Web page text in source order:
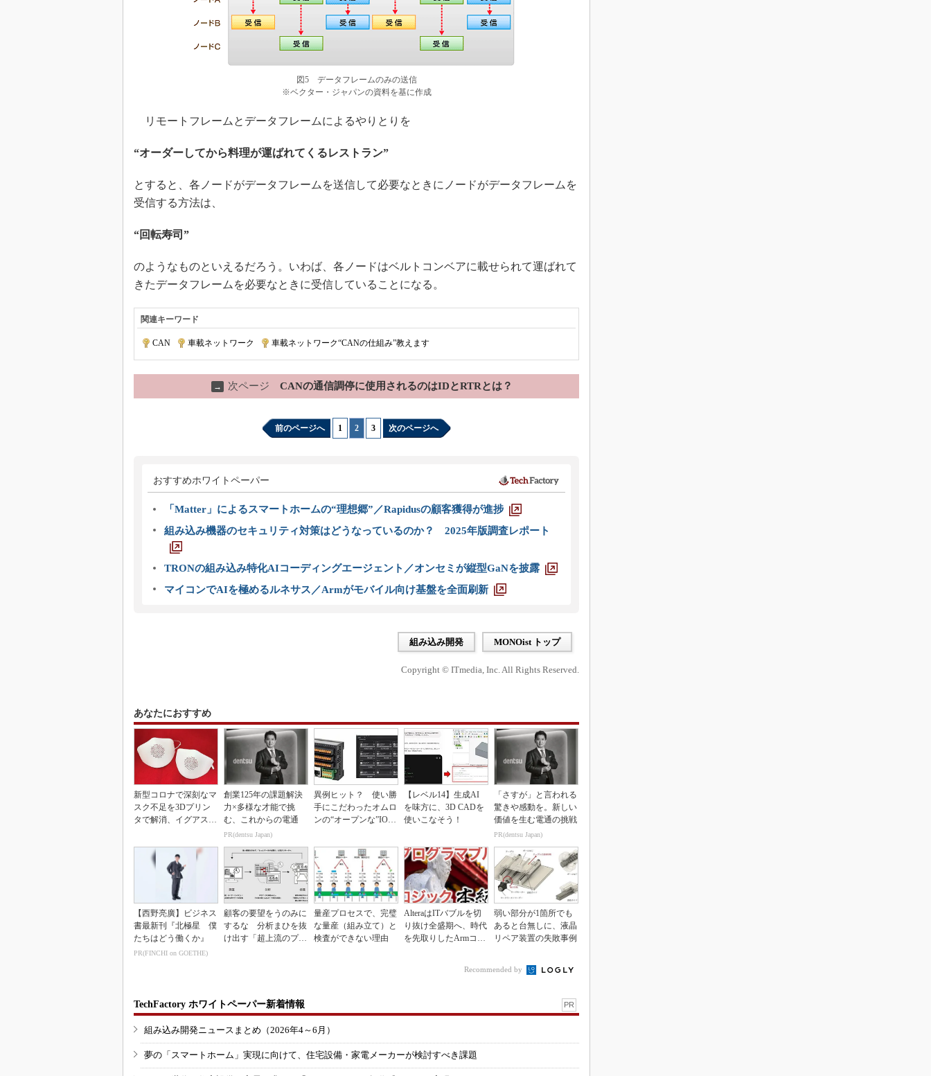
図5 データフレームのみの送信
※ベクター・ジャパンの資料を基に作成
リモートフレームとデータフレームによるやりとりを
“オーダーしてから料理が運ばれてくるレストラン”
とすると、各ノードがデータフレームを送信して必要なときにノードがデータフレームを
受信する方法は、
“回転寿司”
のようなものといえるだろう。いわば、各ノードはベルトコンベアに載せられて運ばれて
きたデータフレームを必要なときに受信していることになる。
関連キーワード
CAN 車載ネットワーク 車載ネットワーク“CANの仕組み”教えます
→ 次ページ CANの通信調停に使用されるのはIDとRTRとは？
前のページへ 1 2 3 次のページへ
おすすめホワイトペーパー
「Matter」によるスマートホームの“理想郷”／Rapidusの顧客獲得が進捗
組み込み機器のセキュリティ対策はどうなっているのか？ 2025年版調査レポート
TRONの組み込み特化AIコーディングエージェント／オンセミが縦型GaNを披露
マイコンでAIを極めるルネサス／Armがモバイル向け基盤を全面刷新
組み込み開発 MONOist トップ
Copyright © ITmedia, Inc. All Rights Reserved.
あなたにおすすめ
新型コロナで深刻なマ
スク不足を3Dプリン
タで解消、イグアスが
創業125年の課題解決
力×多様な才能で挑
む、これからの電通
PR(dentsu Japan)
異例ヒット？ 使い勝
手にこだわったオムロ
ンの“オープンな”IO-L
【レベル14】生成AI
を味方に、3D CADを
使いこなそう！
「さすが」と言われる
驚きや感動を。新しい
価値を生む電通の挑戦
PR(dentsu Japan)
【西野亮廣】ビジネス
書最新刊『北極星 僕
たちはどう働くか』
PR(FINCHI on GOETHE)
顧客の要望をうのみに
するな 分析まひを抜
け出す「超上流のプロ
量産プロセスで、完璧
な量産（組み立て）と
検査ができない理由
AlteraはITバブルを切
り抜け全盛期へ、時代
を先取りしたArmコア
弱い部分が1箇所でも
あると台無しに、液晶
リペア装置の失敗事例
Recommended by
TechFactory ホワイトペーパー新着情報 PR
組み込み開発ニュースまとめ（2026年4～6月）
夢の「スマートホーム」実現に向けて、住宅設備・家電メーカーが検討すべき課題